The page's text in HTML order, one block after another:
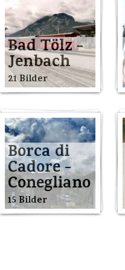
Bad Tölz -
Jenbach
21 Bilder
Borca di
Cadore -
Conegliano
15 Bilder